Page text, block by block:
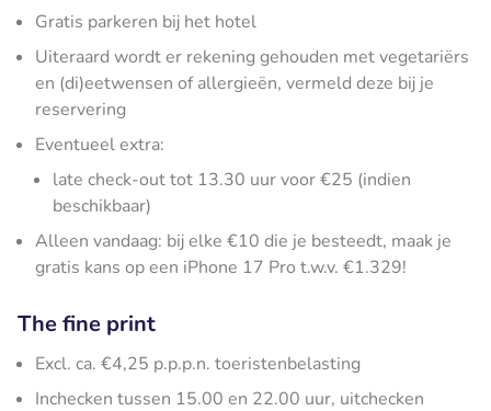
Gratis parkeren bij het hotel
Uiteraard wordt er rekening gehouden met vegetariërs
en (di)eetwensen of allergieën, vermeld deze bij je
reservering
Eventueel extra:
late check-out tot 13.30 uur voor €25 (indien
beschikbaar)
Alleen vandaag: bij elke €10 die je besteedt, maak je
gratis kans op een iPhone 17 Pro t.w.v. €1.329!
The fine print
Excl. ca. €4,25 p.p.p.n. toeristenbelasting
Inchecken tussen 15.00 en 22.00 uur, uitchecken